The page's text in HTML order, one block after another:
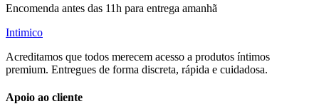
Encomenda antes das 11h para entrega amanhã
Intimico
Acreditamos que todos merecem acesso a produtos íntimos
premium. Entregues de forma discreta, rápida e cuidadosa.
Apoio ao cliente